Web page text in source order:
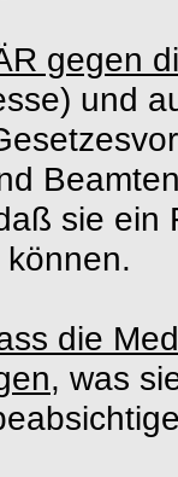
gegen
und
sie ein
können.
die
, was